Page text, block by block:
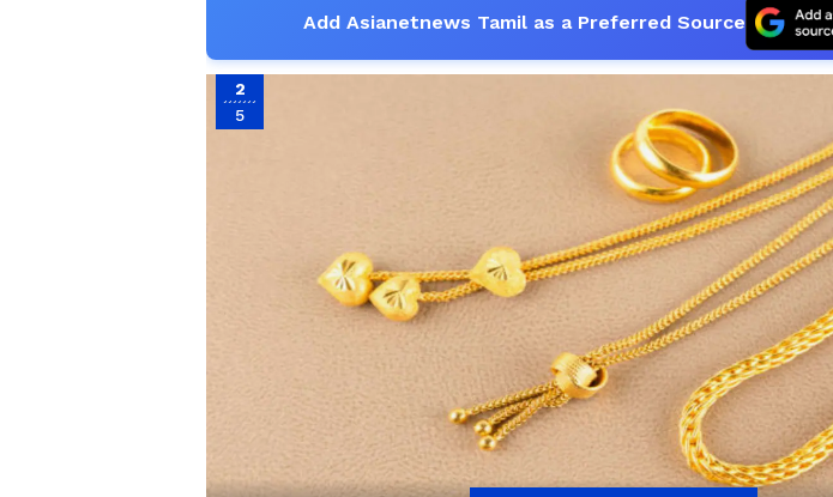
Add Asianetnews Tamil as a Preferred Source
2
5